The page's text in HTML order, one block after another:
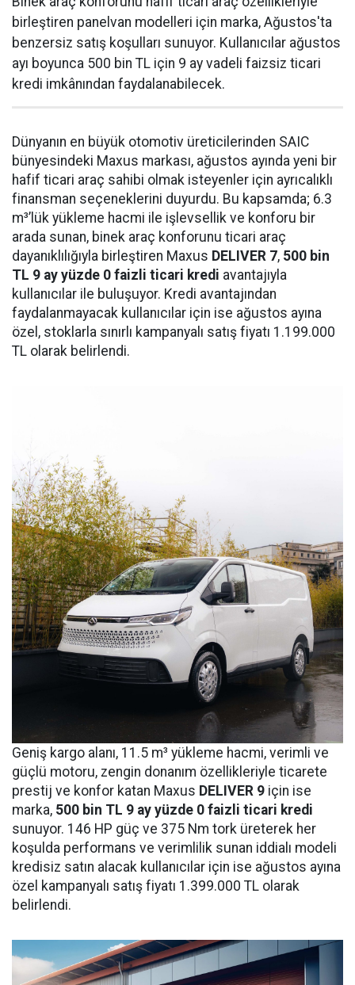
birleştiren panelvan modelleri için marka, Ağustos'ta
benzersiz satış koşulları sunuyor. Kullanıcılar ağustos
ayı boyunca 500 bin TL için 9 ay vadeli faizsiz ticari
kredi imkânından faydalanabilecek.
Dünyanın en büyük otomotiv üreticilerinden SAIC
bünyesindeki Maxus markası, ağustos ayında yeni bir
hafif ticari araç sahibi olmak isteyenler için ayrıcalıklı
finansman seçeneklerini duyurdu. Bu kapsamda; 6.3
m³’lük yükleme hacmi ile işlevsellik ve konforu bir
arada sunan, binek araç konforunu ticari araç
dayanıklılığıyla birleştiren Maxus DELIVER 7, 500 bin
TL 9 ay yüzde 0 faizli ticari kredi avantajıyla
kullanıcılar ile buluşuyor. Kredi avantajından
faydalanmayacak kullanıcılar için ise ağustos ayına
özel, stoklarla sınırlı kampanyalı satış fiyatı 1.199.000
TL olarak belirlendi.
Geniş kargo alanı, 11.5 m³ yükleme hacmi, verimli ve
güçlü motoru, zengin donanım özellikleriyle ticarete
prestij ve konfor katan Maxus DELIVER 9 için ise
marka, 500 bin TL 9 ay yüzde 0 faizli ticari kredi
sunuyor. 146 HP güç ve 375 Nm tork üreterek her
koşulda performans ve verimlilik sunan iddialı modeli
kredisiz satın alacak kullanıcılar için ise ağustos ayına
özel kampanyalı satış fiyatı 1.399.000 TL olarak
belirlendi.